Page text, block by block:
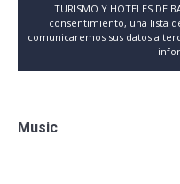
TURISMO Y HOTELES DE
consentimiento, una lista
comunicaremos sus datos a
Music